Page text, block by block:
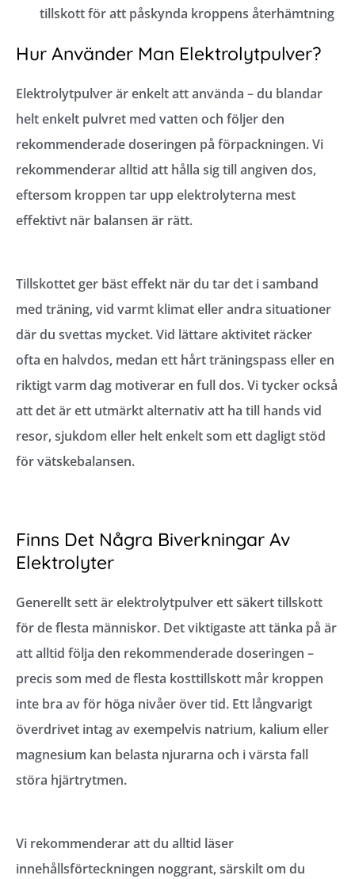
tillskott för att påskynda kroppens återhämtning
Hur Använder Man Elektrolytpulver?
Elektrolytpulver är enkelt att använda – du blandar
helt enkelt pulvret med vatten och följer den
rekommenderade doseringen på förpackningen. Vi
rekommenderar alltid att hålla sig till angiven dos,
eftersom kroppen tar upp elektrolyterna mest
effektivt när balansen är rätt.
Tillskottet ger bäst effekt när du tar det i samband
med träning, vid varmt klimat eller andra situationer
där du svettas mycket. Vid lättare aktivitet räcker
ofta en halvdos, medan ett hårt träningspass eller en
riktigt varm dag motiverar en full dos. Vi tycker också
att det är ett utmärkt alternativ att ha till hands vid
resor, sjukdom eller helt enkelt som ett dagligt stöd
för vätskebalansen.
Finns Det Några Biverkningar Av
Elektrolyter
Generellt sett är elektrolytpulver ett säkert tillskott
för de flesta människor. Det viktigaste att tänka på är
att alltid följa den rekommenderade doseringen –
precis som med de flesta kosttillskott mår kroppen
inte bra av för höga nivåer över tid. Ett långvarigt
överdrivet intag av exempelvis natrium, kalium eller
magnesium kan belasta njurarna och i värsta fall
störa hjärtrytmen.
Vi rekommenderar att du alltid läser
innehållsförteckningen noggrant, särskilt om du